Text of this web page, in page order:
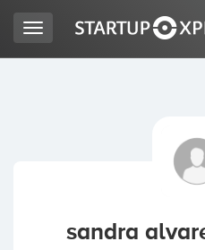
Toggle
navigation
sandra